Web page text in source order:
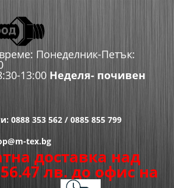
Понеделник-Петък:
13:00 Неделя- почивен
0888 353 562 / 0885 855 799
tex.bg
доставка над
лв. до офис на